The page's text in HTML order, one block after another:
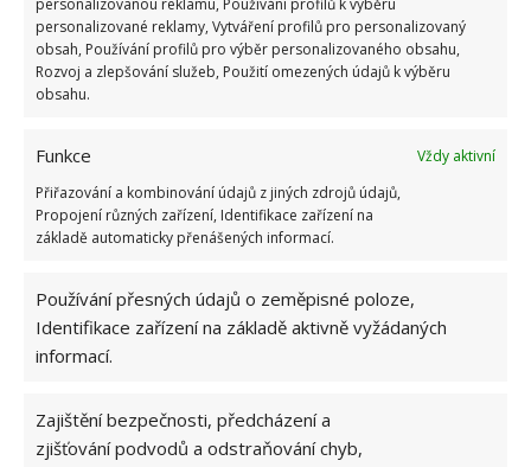
personalizovanou reklamu, Používání profilů k výběru
personalizované reklamy, Vytváření profilů pro personalizovaný
obsah, Používání profilů pro výběr personalizovaného obsahu,
Rozvoj a zlepšování služeb, Použití omezených údajů k výběru
obsahu.
Funkce
Vždy aktivní
Přiřazování a kombinování údajů z jiných zdrojů údajů,
Propojení různých zařízení, Identifikace zařízení na
základě automaticky přenášených informací.
Používání přesných údajů o zeměpisné poloze,
Identifikace zařízení na základě aktivně vyžádaných
informací.
Zajištění bezpečnosti, předcházení a
zjišťování podvodů a odstraňování chyb,
Přidejte svůj názor